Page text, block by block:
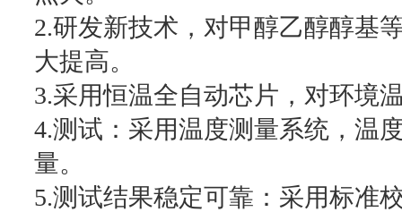
2.研发新技术，对甲醇乙醇醇基
大提高。
3.采用恒温全自动芯片，对环境
4.测试：采用温度测量系统，温
量。
5.测试结果稳定可靠：采用标准